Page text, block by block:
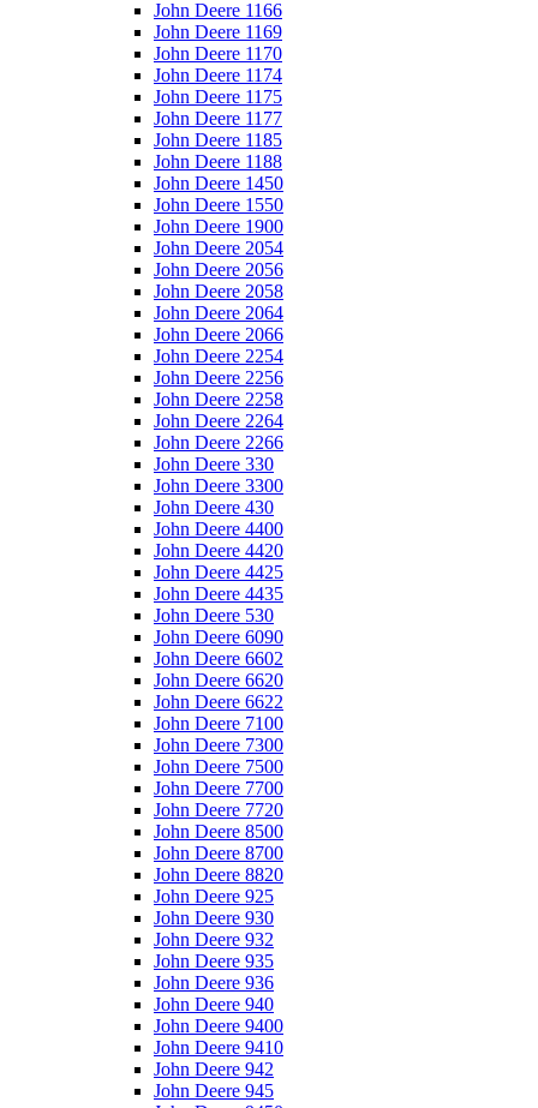
John Deere 1166
John Deere 1169
John Deere 1170
John Deere 1174
John Deere 1175
John Deere 1177
John Deere 1185
John Deere 1188
John Deere 1450
John Deere 1550
John Deere 1900
John Deere 2054
John Deere 2056
John Deere 2058
John Deere 2064
John Deere 2066
John Deere 2254
John Deere 2256
John Deere 2258
John Deere 2264
John Deere 2266
John Deere 330
John Deere 3300
John Deere 430
John Deere 4400
John Deere 4420
John Deere 4425
John Deere 4435
John Deere 530
John Deere 6090
John Deere 6602
John Deere 6620
John Deere 6622
John Deere 7100
John Deere 7300
John Deere 7500
John Deere 7700
John Deere 7720
John Deere 8500
John Deere 8700
John Deere 8820
John Deere 925
John Deere 930
John Deere 932
John Deere 935
John Deere 936
John Deere 940
John Deere 9400
John Deere 9410
John Deere 942
John Deere 945